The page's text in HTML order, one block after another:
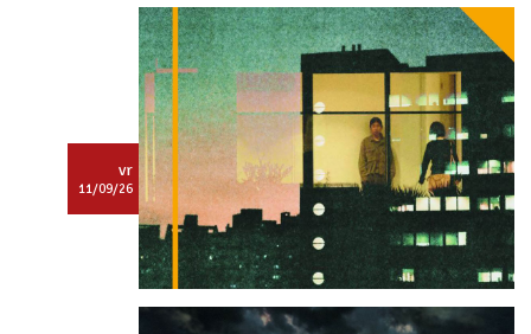
vr
11/09/26
Dit is een
Tartarenactiviteit.Log in
om deze te bekijken.